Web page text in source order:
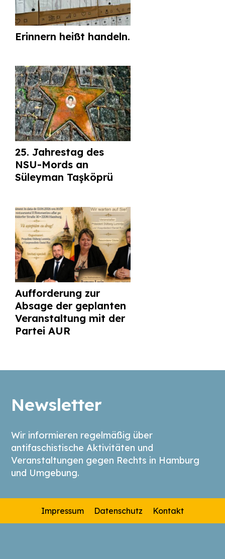
Erinnern heißt handeln.
25. Jahrestag des
NSU-Mords an
Süleyman Taşköprü
Aufforderung zur
Absage der geplanten
Veranstaltung mit der
Partei AUR
Newsletter
Wir informieren regelmäßig über
antifaschistische Aktivitäten und
Veranstaltungen gegen Rechts in Hamburg
und Umgebung.
Impressum Datenschutz Kontakt